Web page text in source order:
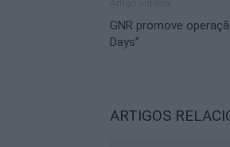
GNR promove
Days”
ARTIGOS